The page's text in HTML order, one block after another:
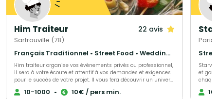
Him Traiteur 22 avis
Sartrouville (78)
Français Traditionnel • Street Food • Wedding Cake
Him traiteur organise vos événements privés ou professionnel,
il sera à votre écoute et attentif à vos demandes et exigences
pour le succès de votre projet. Il vous fera découvrir un univers
savoureux et de qualité, qui a déjà trouvé satisfaction pour de
nombreux clients.
10-1000 • 10€ / pers min.
Paris
et